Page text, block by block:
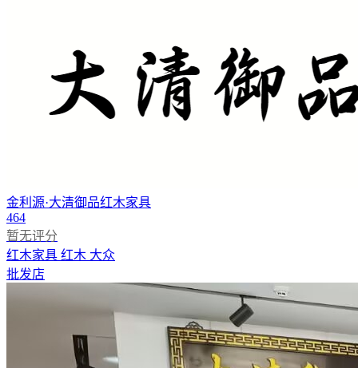
金利源·大清御品红木家具
464
暂无评分
红木家具 红木 大众
批发店